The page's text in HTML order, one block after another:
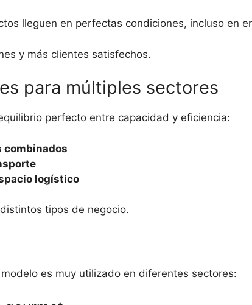
lleguen en perfectas condiciones, incluso en
y más clientes satisfechos.
para múltiples sectores
perfecto entre capacidad y eficiencia:
combinados
logístico
tipos de negocio.
es muy utilizado en diferentes sectores: